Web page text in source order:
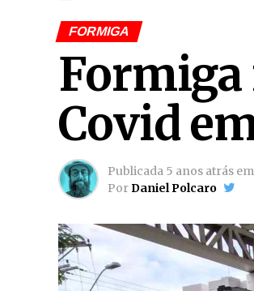
FORMIGA
Formiga
Covid
Publicada 5 anos atrás em
PorDaniel Polcaro